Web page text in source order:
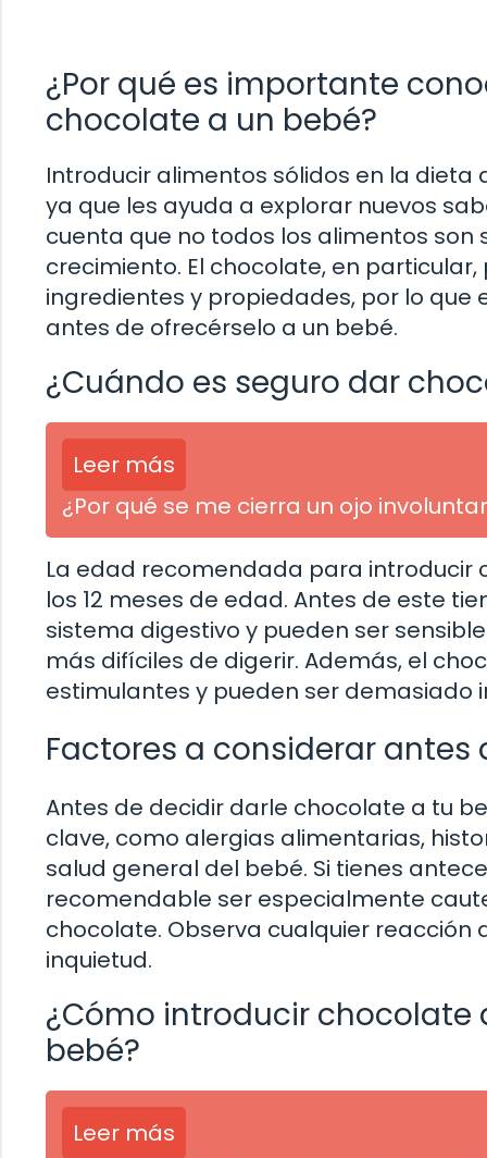
¿Por qué es importante
chocolate a un bebé?
Introducir alimentos sólidos en la
ya que les ayuda a explorar nuevos
cuenta que no todos los alimentos
crecimiento. El chocolate, en
ingredientes y propiedades, por lo
antes de ofrecérselo a un bebé.
¿Cuándo es seguro dar
Leer más
¿Por qué se me cierra un ojo
La edad recomendada para introducir
los 12 meses de edad. Antes de este
sistema digestivo y pueden ser
más difíciles de digerir. Además, el
estimulantes y pueden ser demasiado
Factores a considerar
Antes de decidir darle chocolate a tu
clave, como alergias alimentarias,
salud general del bebé. Si tienes
recomendable ser especialmente
chocolate. Observa cualquier
inquietud.
¿Cómo introducir chocolate
bebé?
Leer más